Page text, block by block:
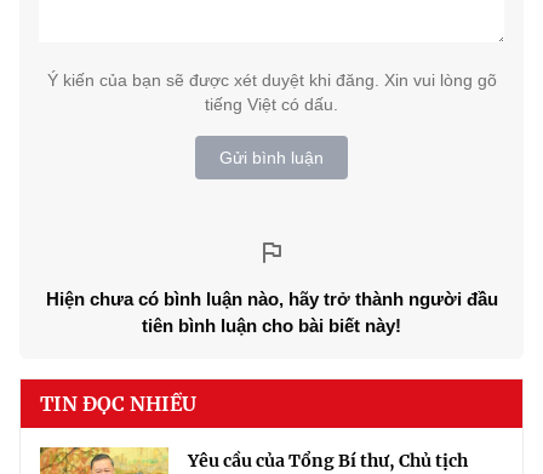
Ý kiến của bạn sẽ được xét duyệt khi đăng. Xin vui lòng gõ
tiếng Việt có dấu.
Gửi bình luận
Hiện chưa có bình luận nào, hãy trở thành người đầu
tiên bình luận cho bài biết này!
TIN ĐỌC NHIỀU
Yêu cầu của Tổng Bí thư, Chủ tịch